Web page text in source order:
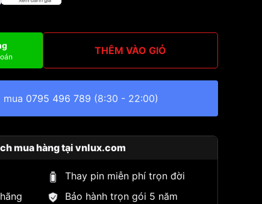
THÊM VÀO GIỎ
mua 0795 496 789 (8:30 - 22:00)
mua hàng tại vnlux.com
Thay pin miễn phí trọn đời
Bảo hành trọn gói 5 năm